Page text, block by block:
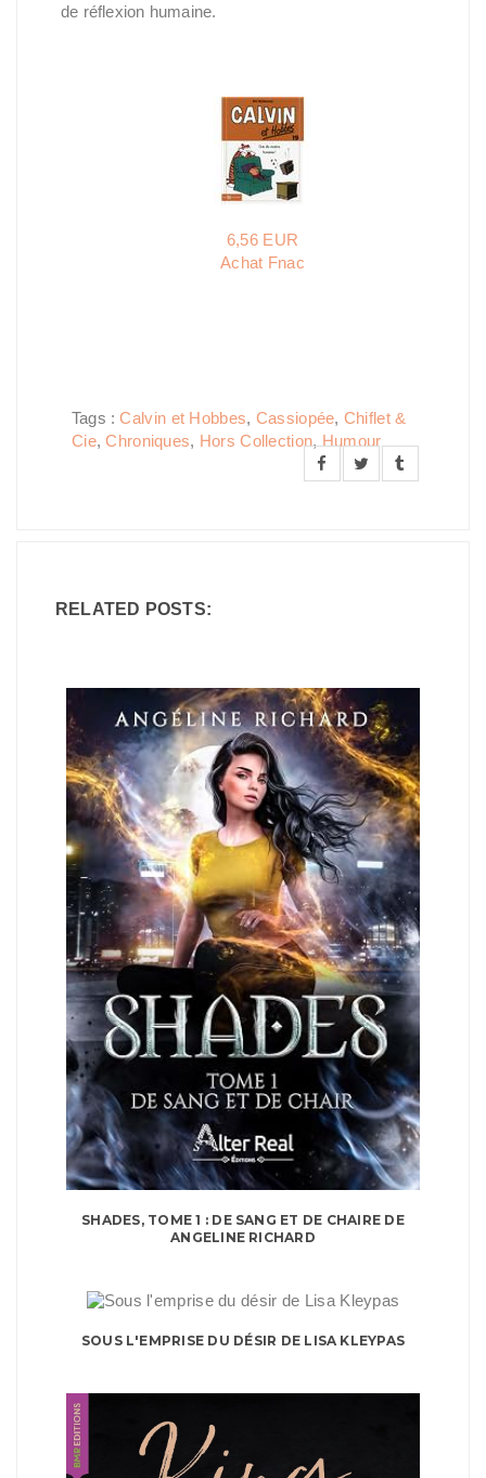
de réflexion humaine.
6,56 EUR
Achat Fnac
Tags :Calvin et Hobbes, Cassiopée, Chiflet &
Cie,Chroniques, Hors Collection, Humour
RELATED POSTS:
SHADES, TOME 1 : DE SANG ET DE CHAIRE DE
ANGELINE RICHARD
SOUS L'EMPRISE DU DÉSIR DE LISA KLEYPAS